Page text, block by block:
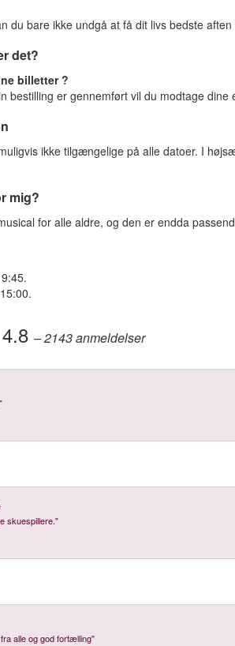
du bare ikke undgå at få dit livs bedste
det?
billetter ?
bestilling er gennemført vil du modtage dine
ikke tilgængelige på alle datoer. I
mig?
for alle aldre, og den er endda
4.8 – 2143anmeldelser
skuespillere."
alle og god fortælling"